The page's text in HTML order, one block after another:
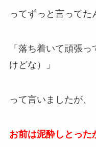
ってずっと言ってた
「落ち着いて頑張
けどな）」
って言いましたが、
お前は泥酔しとった